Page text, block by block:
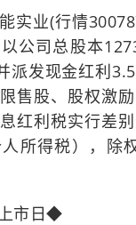
实业(行情
公司总股本
派发现金红利
售股、股权激
红利税实行差
所得税），除
市日◆